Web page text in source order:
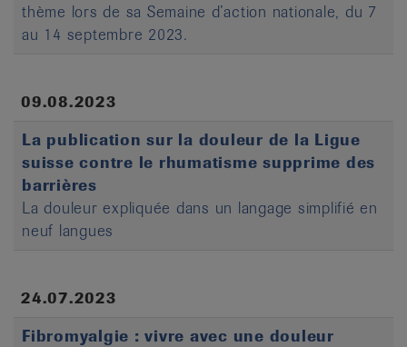
thème lors de sa Semaine d’action nationale, du 7
au 14 septembre 2023.
09.08.2023
La publication sur la douleur de la Ligue
suisse contre le rhumatisme supprime des
barrières
La douleur expliquée dans un langage simplifié en
neuf langues
24.07.2023
Fibromyalgie : vivre avec une douleur